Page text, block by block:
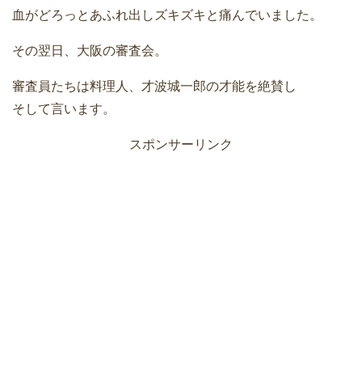
血がどろっとあふれ出しズキズキと痛んでいました。
その翌日、大阪の審査会。
審査員たちは料理人、才波城一郎の才能を絶賛し
そして言います。
スポンサーリンク